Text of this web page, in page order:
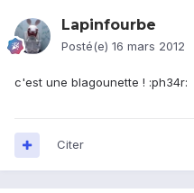
Lapinfourbe
Posté(e) 16 mars 2012
c'est une blagounette ! :ph34r:
Citer